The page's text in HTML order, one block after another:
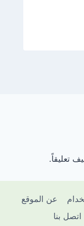
تعليقاً.
عن الموقع
اتصل بنا